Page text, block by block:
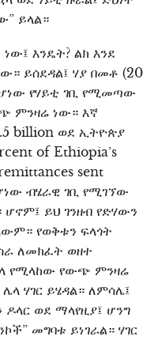
ይላል።
እንዴት? ልክ እንደ
ይሰደዳል፤ ሃያ በመቶ (20
የሃይቲ ገቢ የሚመጣው
ምንዛሬ ነው። እኛ
billion ወደ ኢትዮጵያ
of Ethiopia’s
sent
ብሄራዊ ገቢ የሚገኘው
ይህ ገንዘብ የድሃውን
የወቅቱን ፍላጎት
ለመክፈት ወዘተ
የሚላከው የውጭ ምንዛሬ
ሃገር ይሄዳል። ለምሳሌ፤
ወደ ማላየዚያ፤ ሆንግ
መግባቱ ይነገራል። ሃገር